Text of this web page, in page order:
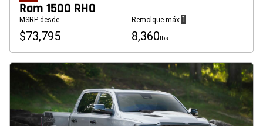
Ram 1500 RHO
MSRP desde
$73,795
Remolque máx.(
Divulgación
1
8,360 lbs